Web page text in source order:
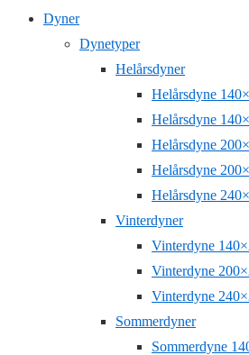
Dyner
Dynetyper
Helårsdyner
Helårsdyne
Helårsdyne
Helårsdyne
Helårsdyne
Helårsdyne
Vinterdyner
Vinterdyne
Vinterdyne
Vinterdyne
Sommerdyner
Sommerdyne